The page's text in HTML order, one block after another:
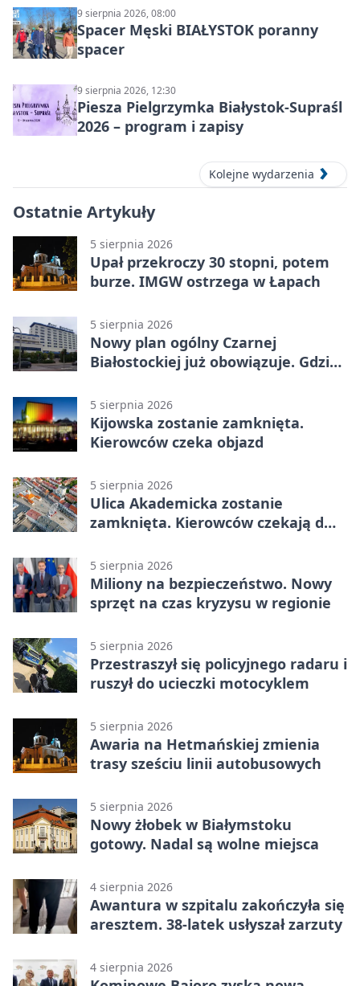
9 sierpnia 2026, 08:00
Spacer Męski BIAŁYSTOK poranny
spacer
9 sierpnia 2026, 12:30
Piesza Pielgrzymka Białystok-Supraśl
2026 – program i zapisy
Kolejne wydarzenia
Ostatnie Artykuły
5 sierpnia 2026
Upał przekroczy 30 stopni, potem
burze. IMGW ostrzega w Łapach
5 sierpnia 2026
Nowy plan ogólny Czarnej
Białostockiej już obowiązuje. Gdzie
5 sierpnia 2026
Kijowska zostanie zamknięta.
Kierowców czeka objazd
5 sierpnia 2026
Ulica Akademicka zostanie
zamknięta. Kierowców czekają dwa
5 sierpnia 2026
Miliony na bezpieczeństwo. Nowy
sprzęt na czas kryzysu w regionie
5 sierpnia 2026
Przestraszył się policyjnego radaru i
ruszył do ucieczki motocyklem
5 sierpnia 2026
Awaria na Hetmańskiej zmienia
trasy sześciu linii autobusowych
5 sierpnia 2026
Nowy żłobek w Białymstoku
gotowy. Nadal są wolne miejsca
4 sierpnia 2026
Awantura w szpitalu zakończyła się
aresztem. 38-latek usłyszał zarzuty
4 sierpnia 2026